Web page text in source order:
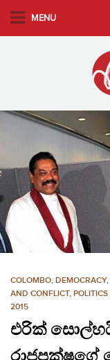
m
n
o
t
e
MENU
COLOMBO, DEMOCRACY,
AND CONFLICT,
2015
එරික්